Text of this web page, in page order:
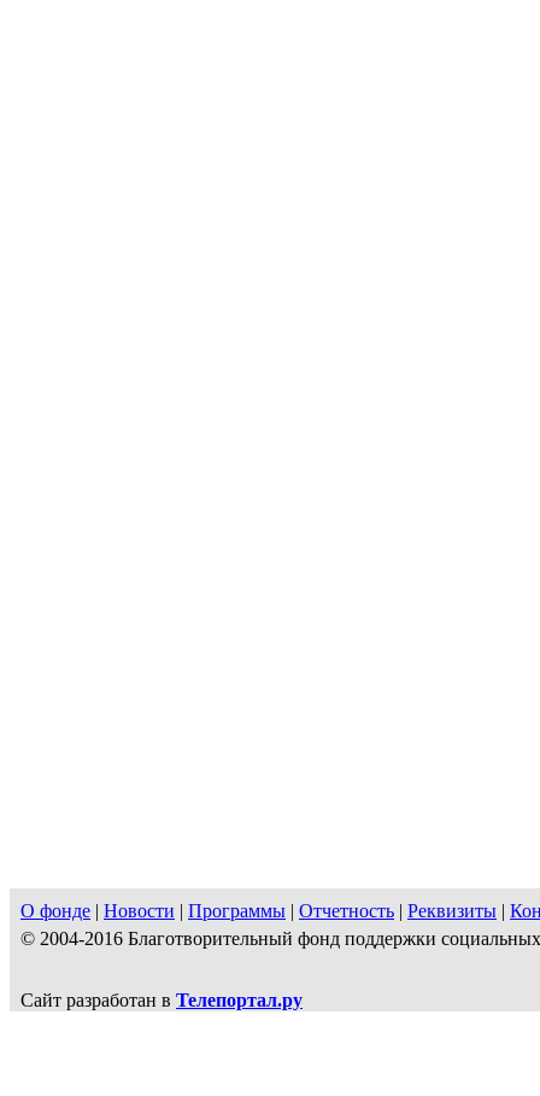
О фонде | Новости | Программы | Отчетность | Реквизиты |
© 2004-2016 Благотворительный фонд поддержки
Сайт разработан в Телепортал.ру